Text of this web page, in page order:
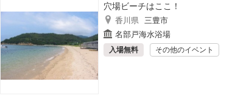
穴場ビーチはここ！
香川県 三豊市
名部戸海水浴場
入場無料 その他のイベント